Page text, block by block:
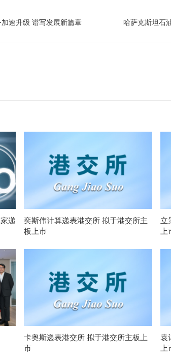
速升级 谱写发展新篇章
哈萨克斯坦石
递
奕斯伟计算递表港交所 拟于港交所主
板上市
立
卡奥斯递表港交所 拟于港交所主板上
市
袁